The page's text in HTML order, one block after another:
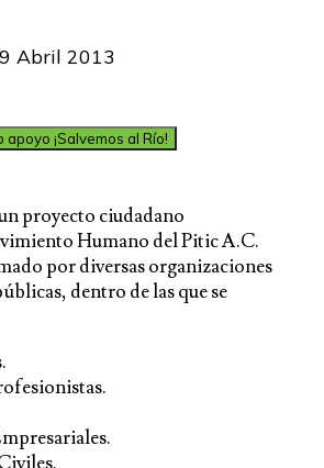
Abril 2013
proyecto ciudadano
Humano del Pitic A.C.
por diversas organizaciones
dentro de las que se